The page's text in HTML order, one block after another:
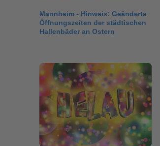
Mannheim - Hinweis: Geänderte
Öffnungszeiten der städtischen
Hallenbäder an Ostern